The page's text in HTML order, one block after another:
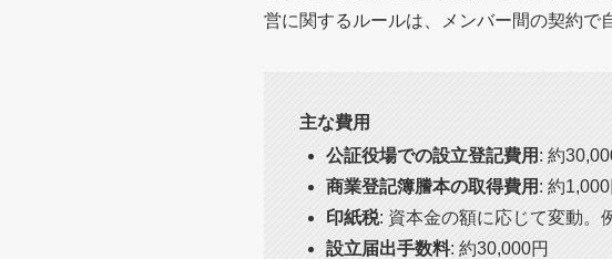
営に関するルールは、メンバー間の契約で
主な費用
公証役場での設立登記費用 : 約
商業登記簿謄本の取得費用 : 約
印紙税: 資本金の額に応じて変動。
設立届出手数料: 約30,000円